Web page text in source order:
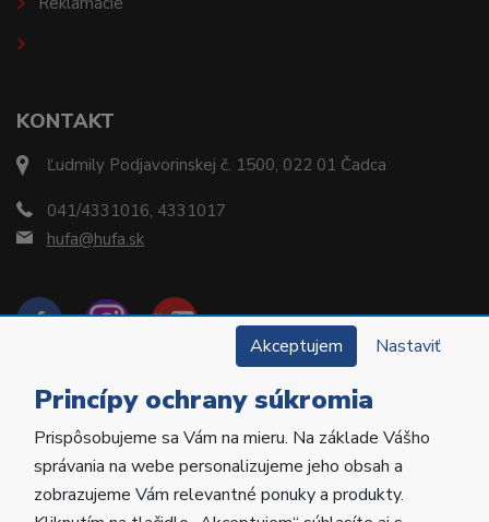
KONTAKT
Ľudmily Podjavorinskej č. 1500, 022 01 Čadca
041/4331016, 4331017
hufa@hufa.sk
Copyright © 2022 Hu-Fa Dental a.s. Všetky práva
vyhradené.
Akceptujem Nastaviť
Princípy ochrany súkromia
Prispôsobujeme sa Vám na mieru. Na základe Vášho
správania na webe personalizujeme jeho obsah a
zobrazujeme Vám relevantné ponuky a produkty.